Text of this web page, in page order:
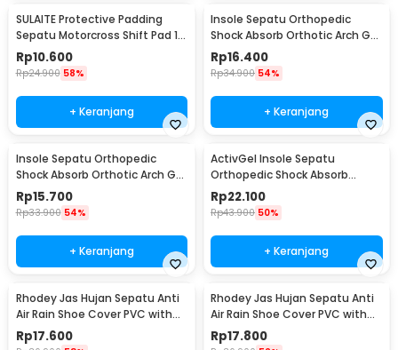
SULAITE Protective Padding
Sepatu Motorcross Shift Pad 1
PCS - GT-106
Rp10.600
Rp24.900 58%
+ Keranjang
Insole Sepatu Orthopedic
Shock Absorb Orthotic Arch Gel
Foam S - ZYD17
Rp16.400
Rp34.900 54%
+ Keranjang
Insole Sepatu Orthopedic
Shock Absorb Orthotic Arch Gel
Foam L - ZYD17
Rp15.700
Rp33.900 54%
+ Keranjang
ActivGel Insole Sepatu
Orthopedic Shock Absorb
Silicone Gel S
Rp22.100
Rp43.900 50%
+ Keranjang
Rhodey Jas Hujan Sepatu Anti
Air Rain Shoe Cover PVC with
Zipper M - F-300
Rp17.600
Rhodey Jas Hujan Sepatu Anti
Air Rain Shoe Cover PVC with
Zipper L - F-300
Rp17.800